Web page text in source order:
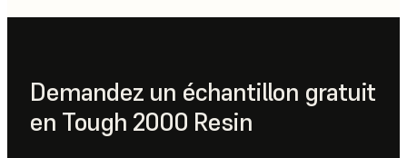
Demandez un échantillon gratuit
en Tough 2000 Resin